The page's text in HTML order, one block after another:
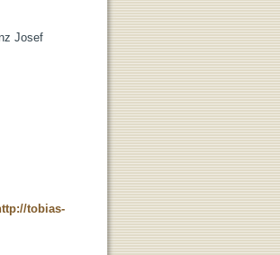
Josef
tobias-